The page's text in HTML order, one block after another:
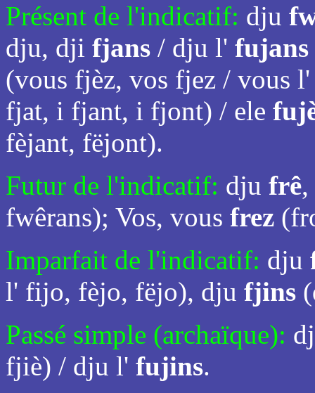
Présent de l'indicatif: dju
dju, dji fjans / dju l' fujans
(vous fjèz, vos fjez /
fjat, i fjant, i fjont) / ele
fèjant, fëjont).
Futur de l'indicatif: dju frê
fwêrans); Vos, vous frez
Imparfait de l'indicatif: dju
l' fijo, fèjo, fëjo), dju fjins
Passé simple (archaïque):
fjiè) / dju l' fujins.